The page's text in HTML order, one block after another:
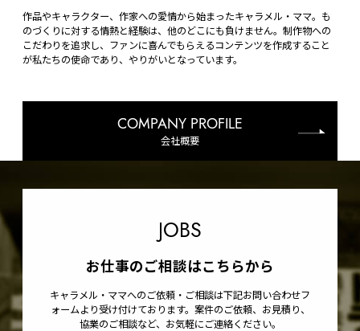
作品やキャラクター、作家への愛情から始まったキャラメル・ママ。も
のづくりに対する情熱と経験は、他のどこにも負けません。制作物への
こだわりを追求し、ファンに喜んでもらえるコンテンツを作成すること
が私たちの使命であり、やりがいとなっています。
COMPANY PROFILE
会社概要
JOBS
お仕事のご相談はこちらから
キャラメル・ママへのご依頼・ご相談は下記お問い合わせフ
ォームより受け付けております。案件のご依頼、お見積り、
協業のご相談など、お気軽にご連絡ください。